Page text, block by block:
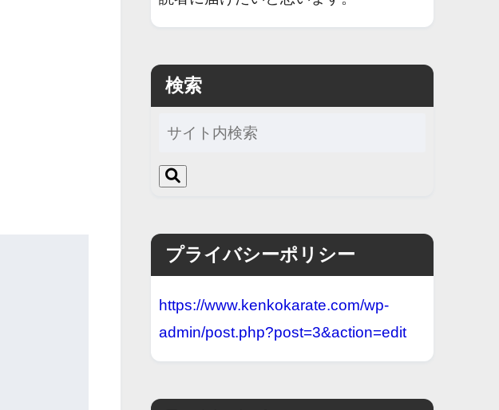
検索
プライバシーポリシー
https://www.kenkokarate.com/wp-
admin/post.php?post=3&action=edit